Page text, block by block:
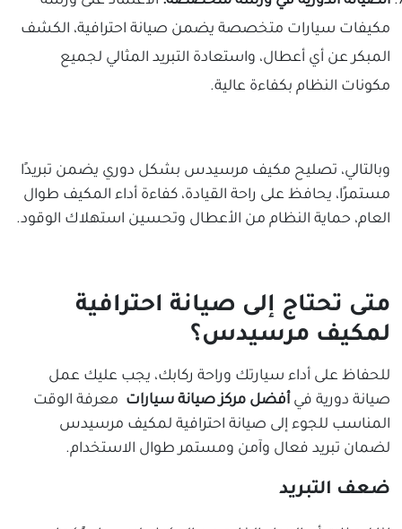
مكيفات سيارات متخصصة يضمن صيانة احترافية، الكشف
المبكر عن أي أعطال، واستعادة التبريد المثالي لجميع
مكونات النظام بكفاءة عالية.
وبالتالي، تصليح مكيف مرسيدس بشكل دوري يضمن تبريدًا
مستمرًا، يحافظ على راحة القيادة، كفاءة أداء المكيف طوال
العام، حماية النظام من الأعطال وتحسين استهلاك الوقود.
متى تحتاج إلى صيانة احترافية
لمكيف مرسيدس؟
للحفاظ على أداء سيارتك وراحة ركابك، يجب عليك عمل
صيانة دورية فيأفضل مركز صيانة سيارات معرفة الوقت
المناسب للجوء إلى صيانة احترافية لمكيف مرسيدس
لضمان تبريد فعال وآمن ومستمر طوال الاستخدام.
ضعف التبريد